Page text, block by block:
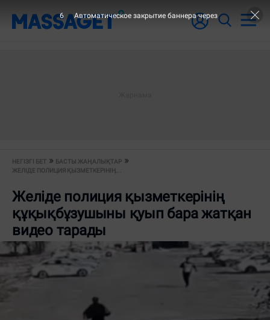
НЕГІЗГІ БЕТ
БАСТЫ ЖАҢАЛЫҚТАР
ЖЕЛІДЕ ПОЛИЦИЯ ҚЫЗМЕТКЕРІНІҢ...
Желіде полиция қызметкерінің
құқықбұзушыны қуып бара жатқан
видео тарады
6 Автоматическое закрытие баннера через